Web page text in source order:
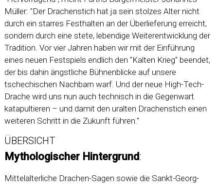
Müller: "Der Drachenstich hat ja sein stolzes Alter nicht
durch ein starres Festhalten an der Überlieferung erreicht,
sondern durch eine stete, lebendige Weiterentwicklung der
Tradition. Vor vier Jahren haben wir mit der Einführung
eines neuen Festspiels endlich den "Kalten Krieg" beendet,
der bis dahin ängstliche Bühnenblicke auf unsere
tschechischen Nachbarn warf. Und der neue High-Tech-
Drache wird uns nun auch technisch in die Gegenwart
katapultieren – und damit den uralten Drachenstich einen
weiteren Schritt in die Zukunft führen."
ÜBERSICHT
Mythologischer Hintergrund:
Mittelalterliche Drachen-Sagen sowie die Sankt-Georg-